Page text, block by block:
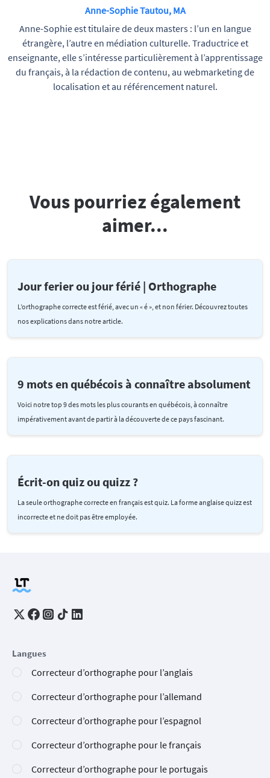
Anne-Sophie Tautou, MA
Anne-Sophie est titulaire de deux masters : l’un en langue
étrangère, l’autre en médiation culturelle. Traductrice et
enseignante, elle s’intéresse particulièrement à l’apprentissage
du français, à la rédaction de contenu, au webmarketing de
localisation et au référencement naturel.
Vous pourriez également
aimer...
Jour ferier ou jour férié | Orthographe
L’orthographe correcte est férié, avec un « é », et non férier. Découvrez toutes
nos explications dans notre article.
9 mots en québécois à connaître absolument
Voici notre top 9 des mots les plus courants en québécois, à connaître
impérativement avant de partir à la découverte de ce pays fascinant.
Écrit-on quiz ou quizz ?
La seule orthographe correcte en français est quiz. La forme anglaise quizz est
incorrecte et ne doit pas être employée.
Langues
Correcteur d’orthographe pour l’anglais
Correcteur d’orthographe pour l’allemand
Correcteur d’orthographe pour l’espagnol
Correcteur d’orthographe pour le français
Correcteur d’orthographe pour le portugais